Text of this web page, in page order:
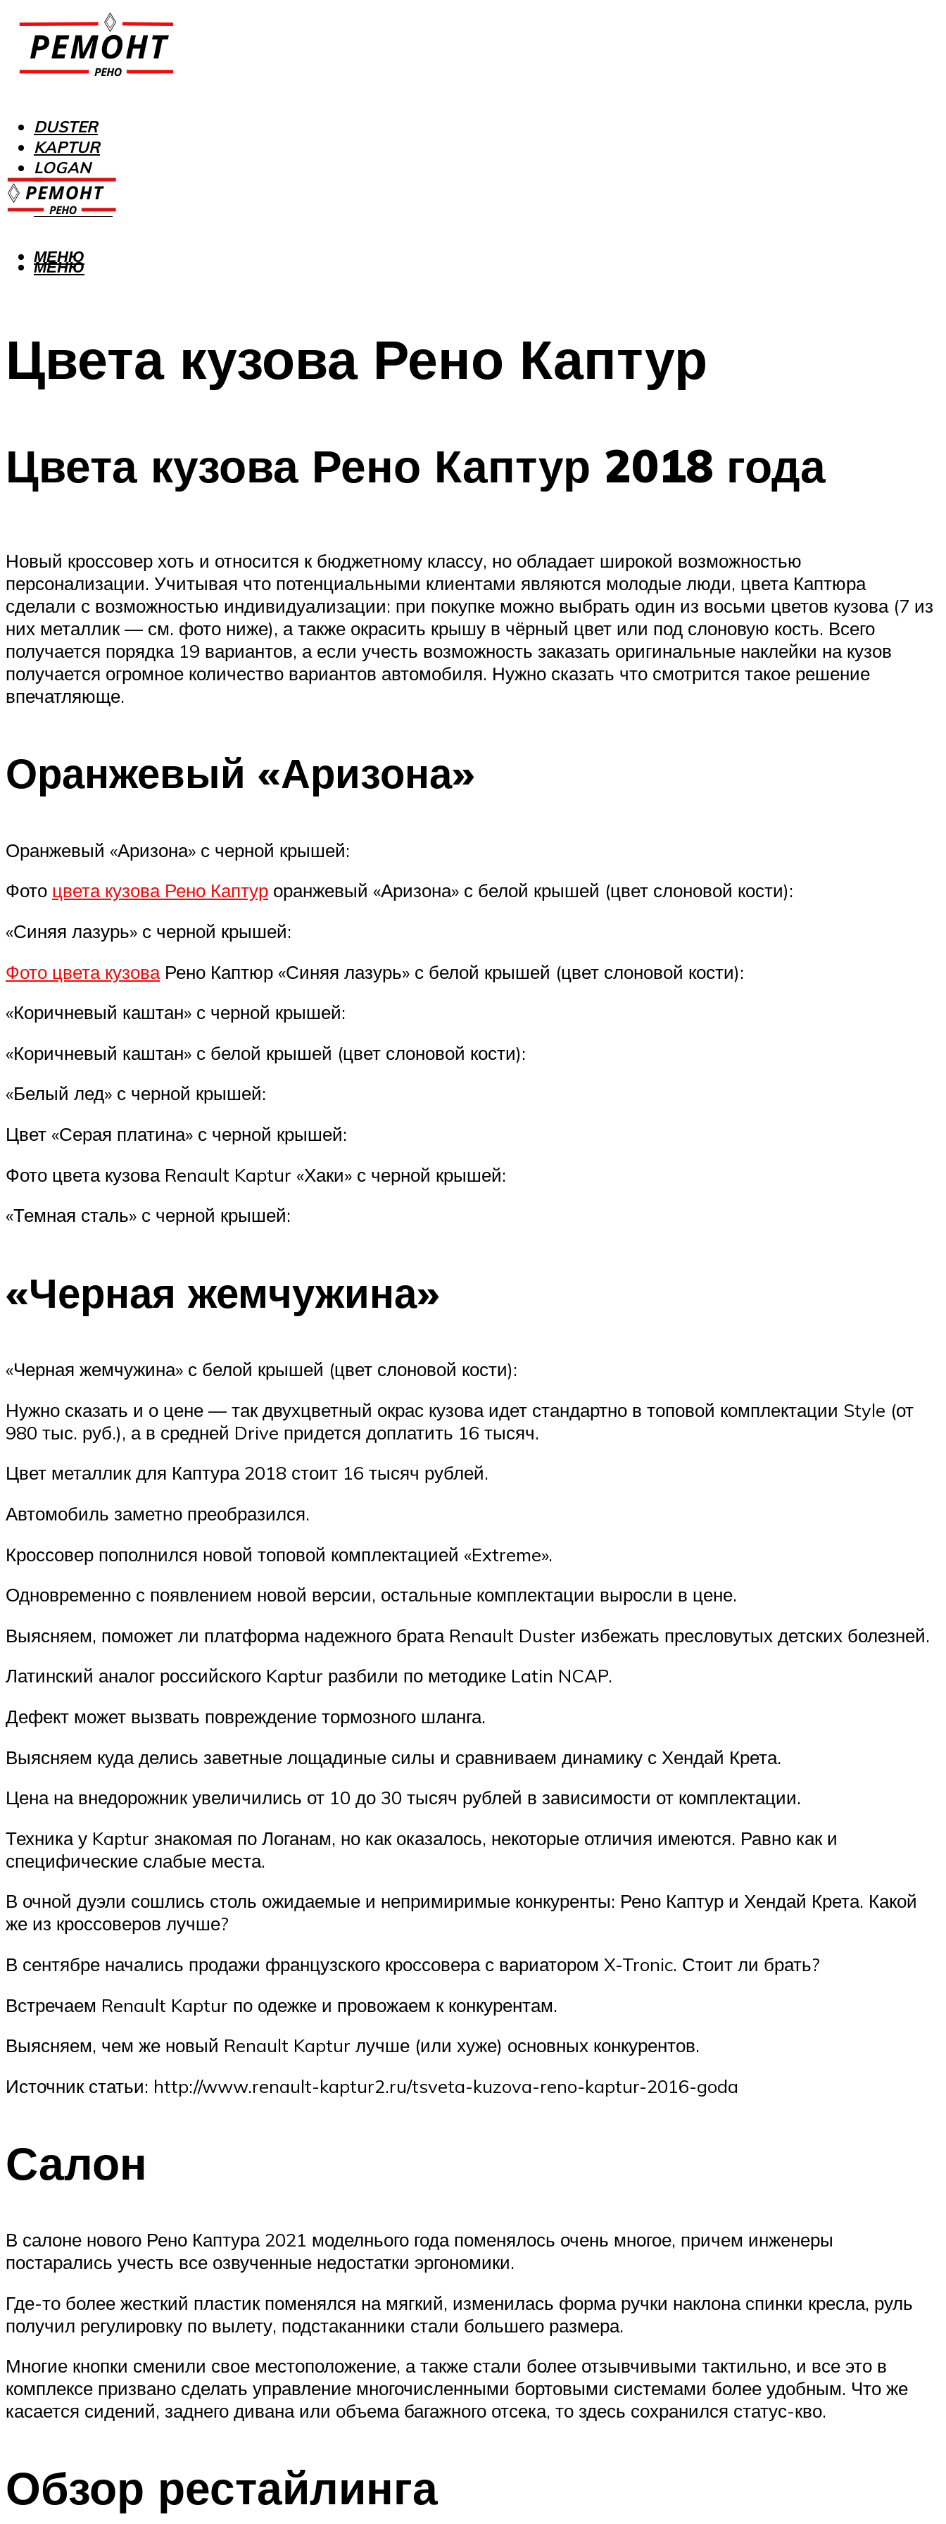
DUSTER
KAPTUR
LOGAN
MEGANE
SANDERO
МЕНЮ
МЕНЮ
Цвета кузова Рено Каптур
Цвета кузова Рено Каптур 2018 года
Новый кроссовер хоть и относится к бюджетному классу, но обладает широкой возможностью
персонализации. Учитывая что потенциальными клиентами являются молодые люди, цвета Каптюра
сделали с возможностью индивидуализации: при покупке можно выбрать один из восьми цветов кузова (7 из
них металлик — см. фото ниже), а также окрасить крышу в чёрный цвет или под слоновую кость. Всего
получается порядка 19 вариантов, а если учесть возможность заказать оригинальные наклейки на кузов
получается огромное количество вариантов автомобиля. Нужно сказать что смотрится такое решение
впечатляюще.
Оранжевый «Аризона»
Оранжевый «Аризона» с черной крышей:
Фото цвета кузова Рено Каптур оранжевый «Аризона» с белой крышей (цвет слоновой кости):
«Синяя лазурь» с черной крышей:
Фото цвета кузоваРено Каптюр «Синяя лазурь» с белой крышей (цвет слоновой кости):
«Коричневый каштан» с черной крышей:
«Коричневый каштан» с белой крышей (цвет слоновой кости):
«Белый лед» с черной крышей:
Цвет «Серая платина» с черной крышей:
Фото цвета кузова Renault Kaptur «Хаки» с черной крышей:
«Темная сталь» с черной крышей:
«Черная жемчужина»
«Черная жемчужина» с белой крышей (цвет слоновой кости):
Нужно сказать и о цене — так двухцветный окрас кузова идет стандартно в топовой комплектации Style (от
980 тыс. руб.), а в средней Drive придется доплатить 16 тысяч.
Цвет металлик для Каптура 2018 стоит 16 тысяч рублей.
Автомобиль заметно преобразился.
Кроссовер пополнился новой топовой комплектацией «Extreme».
Одновременно с появлением новой версии, остальные комплектации выросли в цене.
Выясняем, поможет ли платформа надежного брата Renault Duster избежать пресловутых детских болезней.
Латинский аналог российского Kaptur разбили по методике Latin NCAP.
Дефект может вызвать повреждение тормозного шланга.
Выясняем куда делись заветные лощадиные силы и сравниваем динамику с Хендай Крета.
Цена на внедорожник увеличились от 10 до 30 тысяч рублей в зависимости от комплектации.
Техника у Kaptur знакомая по Логанам, но как оказалось, некоторые отличия имеются. Равно как и
специфические слабые места.
В очной дуэли сошлись столь ожидаемые и непримиримые конкуренты: Рено Каптур и Хендай Крета. Какой
же из кроссоверов лучше?
В сентябре начались продажи французского кроссовера с вариатором X-Tronic. Стоит ли брать?
Встречаем Renault Kaptur по одежке и провожаем к конкурентам.
Выясняем, чем же новый Renault Kaptur лучше (или хуже) основных конкурентов.
Источник статьи: http://www.renault-kaptur2.ru/tsveta-kuzova-reno-kaptur-2016-goda
Салон
В салоне нового Рено Каптура 2021 моделнього года поменялось очень многое, причем инженеры
постарались учесть все озвученные недостатки эргономики.
Где-то более жесткий пластик поменялся на мягкий, изменилась форма ручки наклона спинки кресла, руль
получил регулировку по вылету, подстаканники стали большего размера.
Многие кнопки сменили свое местоположение, а также стали более отзывчивыми тактильно, и все это в
комплексе призвано сделать управление многочисленными бортовыми системами более удобным. Что же
касается сидений, заднего дивана или объема багажного отсека, то здесь сохранился статус-кво.
Обзор рестайлинга